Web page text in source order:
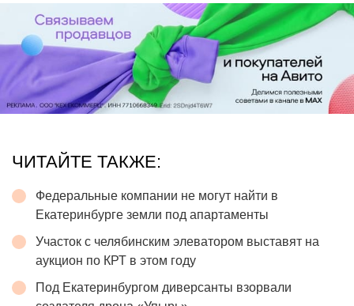
ЧИТАЙТЕ ТАКЖЕ:
Федеральные компании не могут найти в
Екатеринбурге земли под апартаменты
Участок с челябинским элеватором выставят на
аукцион по КРТ в этом году
Под Екатеринбургом диверсанты взорвали